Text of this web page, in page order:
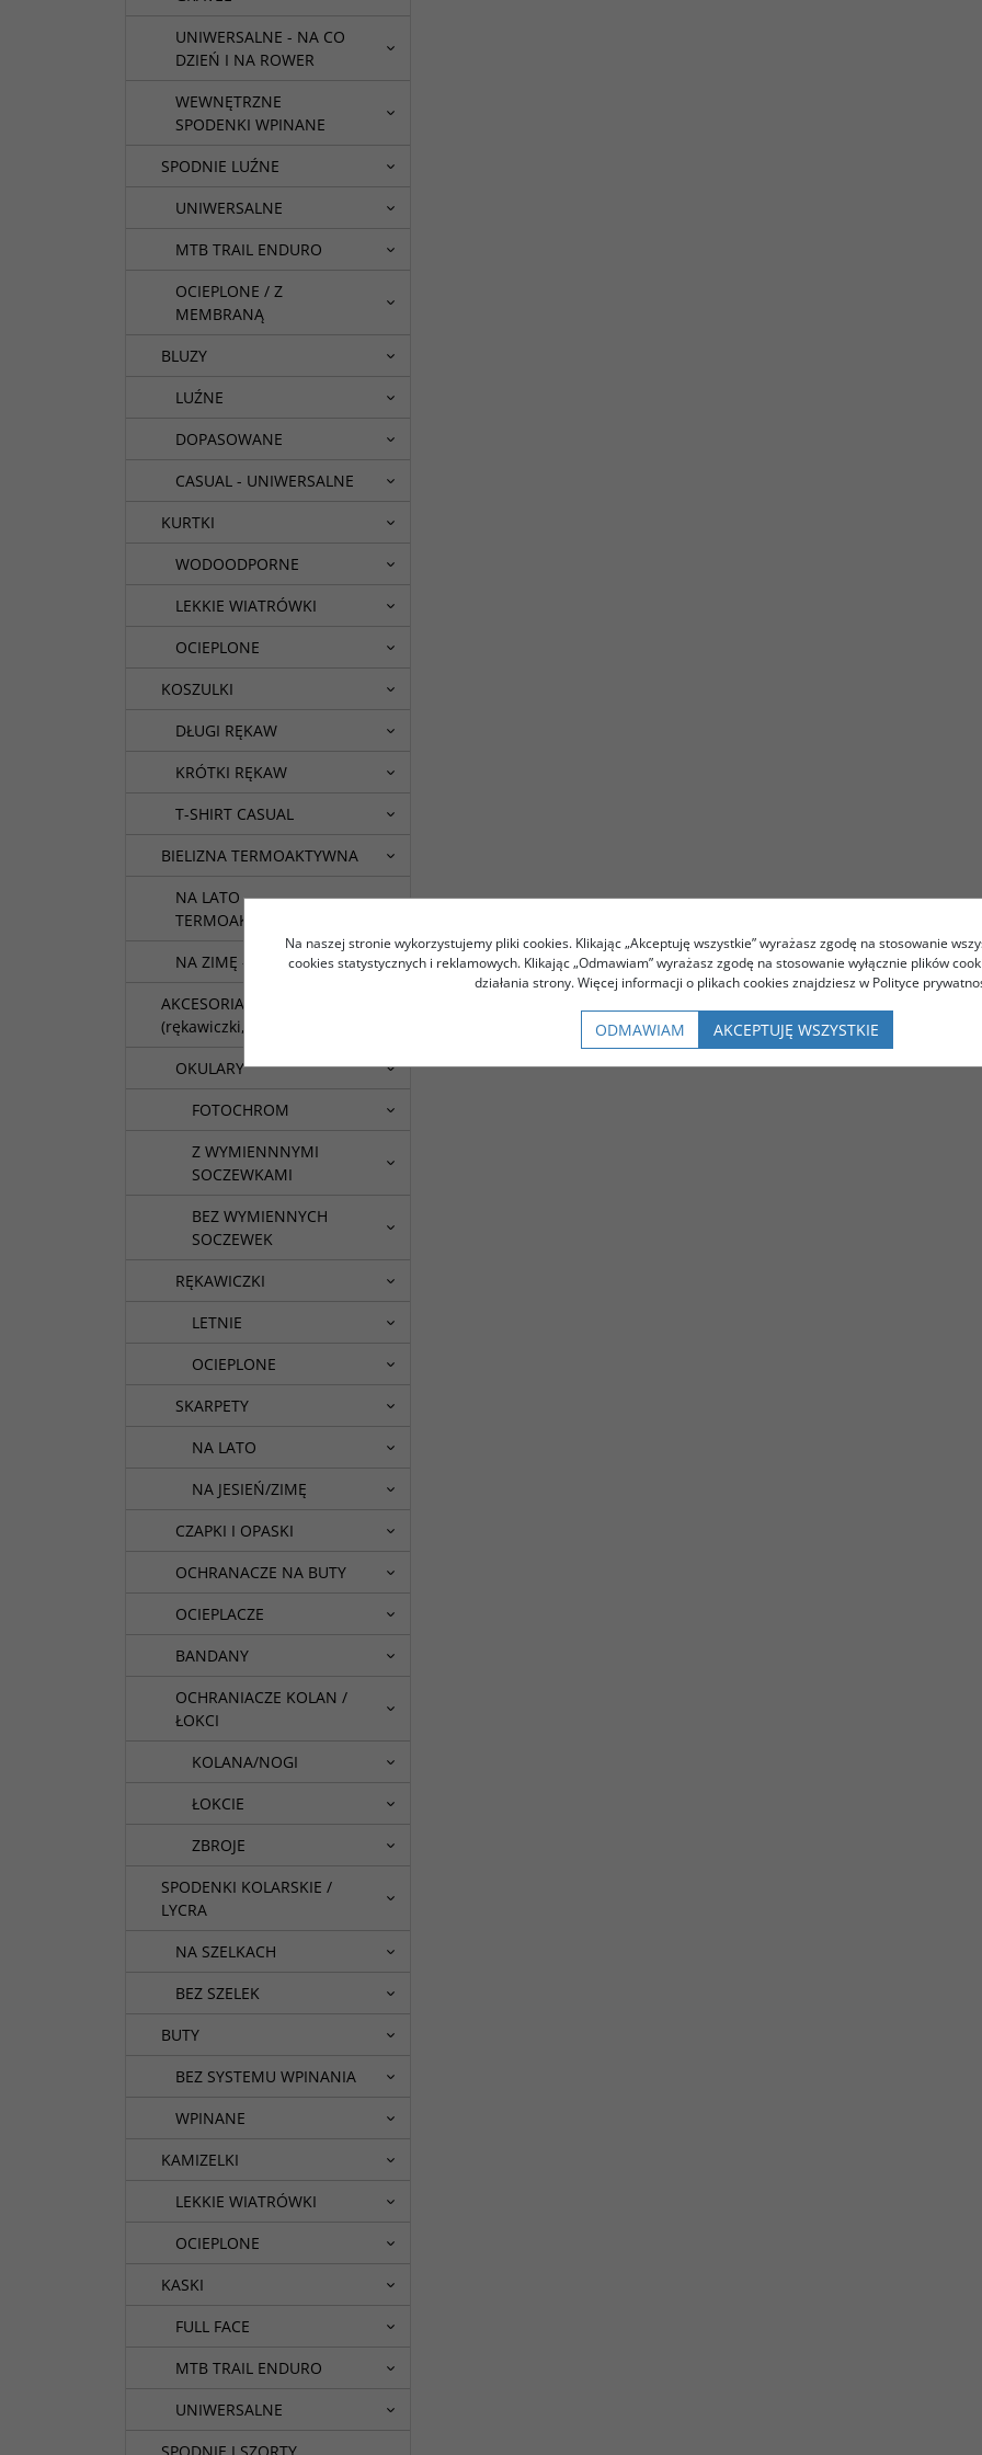
UNIWERSALNE - NA CO
DZIEŃ I NA ROWER
WEWNĘTRZNE
SPODENKI WPINANE
SPODNIE LUŹNE
UNIWERSALNE
MTB TRAIL ENDURO
OCIEPLONE / Z
MEMBRANĄ
BLUZY
LUŹNE
DOPASOWANE
CASUAL - UNIWERSALNE
KURTKI
WODOODPORNE
LEKKIE WIATRÓWKI
OCIEPLONE
KOSZULKI
DŁUGI RĘKAW
KRÓTKI RĘKAW
T-SHIRT CASUAL
BIELIZNA TERMOAKTYWNA
NA LATO -
TERMOAKTYWNA
NA ZIMĘ - TERMICZNA
AKCESORIA
(rękawiczki,skarpety itp.)
OKULARY
FOTOCHROM
Z WYMIENNNYMI
SOCZEWKAMI
BEZ WYMIENNYCH
SOCZEWEK
RĘKAWICZKI
LETNIE
OCIEPLONE
SKARPETY
NA LATO
NA JESIEŃ/ZIMĘ
CZAPKI I OPASKI
OCHRANACZE NA BUTY
OCIEPLACZE
BANDANY
OCHRANIACZE KOLAN /
ŁOKCI
KOLANA/NOGI
ŁOKCIE
ZBROJE
SPODENKI KOLARSKIE /
LYCRA
NA SZELKACH
BEZ SZELEK
BUTY
BEZ SYSTEMU WPINANIA
WPINANE
KAMIZELKI
LEKKIE WIATRÓWKI
OCIEPLONE
KASKI
FULL FACE
MTB TRAIL ENDURO
UNIWERSALNE
Na naszej stronie wykorzystujemy pliki cookies. Klikając „Akceptuję wszystkie” wyrażasz zgodę na stosowanie
cookies statystycznych i reklamowych. Klikając „Odmawiam” wyrażasz zgodę na stosowanie wyłącznie plików
działania strony. Więcej informacji o plikach cookies znajdziesz w Polityce
ODMAWIAM AKCEPTUJĘ WSZYSTKIE